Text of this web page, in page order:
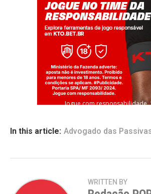
Jogue com responsabilidade.
In this article: Advogado das
WRITTEN BY